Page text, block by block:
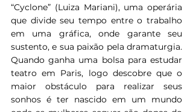
“Cyclone” (Luiza Mariani), uma operária
que divide seu tempo entre o trabalho
em uma gráfica, onde garante seu
sustento, e sua paixão pela dramaturgia.
Quando ganha uma bolsa para estudar
teatro em Paris, logo descobre que o
maior obstáculo para realizar seus
sonhos é ter nascido em um mundo